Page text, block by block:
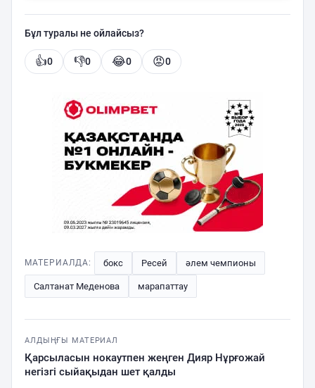
Бұл туралы не ойлайсыз?
👍0 👎0 😂0 😡0
МАТЕРИАЛДА: бокс Ресей әлем чемпионы
Салтанат Меденова марапаттау
АЛДЫҢҒЫ МАТЕРИАЛ
Қарсыласын нокаутпен жеңген Дияр Нұрғожай
негізгі сыйақыдан шет қалды